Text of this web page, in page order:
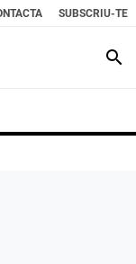
SUBSCRIU-TE
search